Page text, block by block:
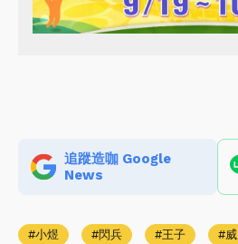
追蹤造咖 Google
News
小煜 閃兵 王子